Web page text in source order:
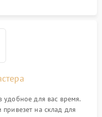
удобное для вас время.
на склад для